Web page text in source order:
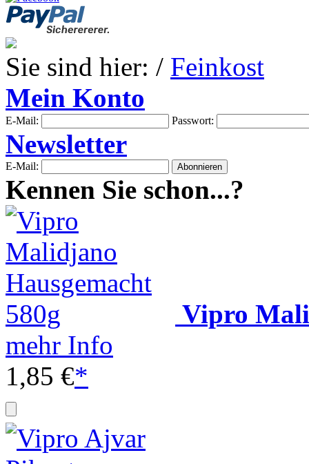
Sie sind hier: / Feinkost
Mein Konto
E-Mail: Passwort:
Newsletter
E-Mail:
Kennen Sie schon...?
Vipro
mehr Info
1,85 €*